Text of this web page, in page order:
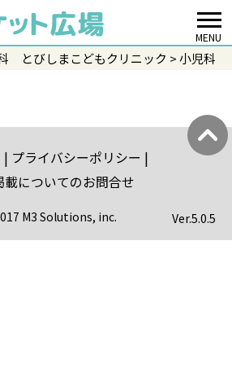
MENU
とびしまこどもクリニック 小児科
プライバシーポリシー
載についてのお問合せ
M3 Solutions, inc. Ver.5.0.5